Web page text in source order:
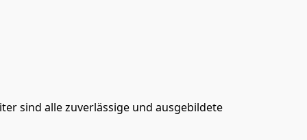
sind alle zuverlässige und ausgebildete